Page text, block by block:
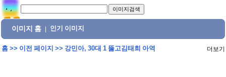
이미지 홈 인기 이미지
홈>> 이전 페이지 >> 강민아, 30대 1 뚫고김태희 아역 더보기